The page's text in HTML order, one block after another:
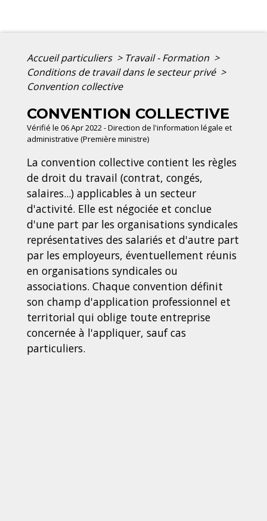
Accueil particuliers > Travail - Formation >
Conditions de travail dans le secteur privé >
Convention collective
CONVENTION COLLECTIVE
Vérifié le 06 Apr 2022 - Direction de l'information légale et
administrative (Première ministre)
La convention collective contient les règles
de droit du travail (contrat, congés,
salaires...) applicables à un secteur
d'activité. Elle est négociée et conclue
d'une part par les organisations syndicales
représentatives des salariés et d'autre part
par les employeurs, éventuellement réunis
en organisations syndicales ou
associations. Chaque convention définit
son champ d'application professionnel et
territorial qui oblige toute entreprise
concernée à l'appliquer, sauf cas
particuliers.